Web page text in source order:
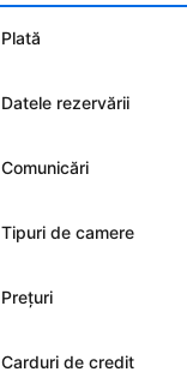
Plată
Datele rezervării
Comunicări
Tipuri de camere
Preţuri
Carduri de credit